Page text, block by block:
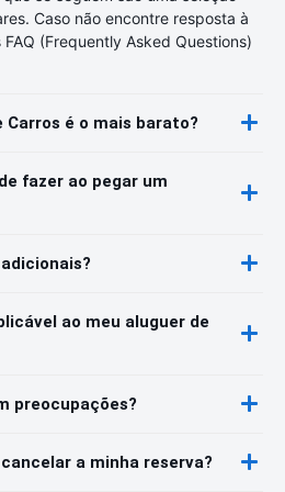
Caso não encontre resposta à
(Frequently Asked Questions)
Carros é o mais barato?
fazer ao pegar um
ao meu aluguer de
preocupações?
a minha reserva?